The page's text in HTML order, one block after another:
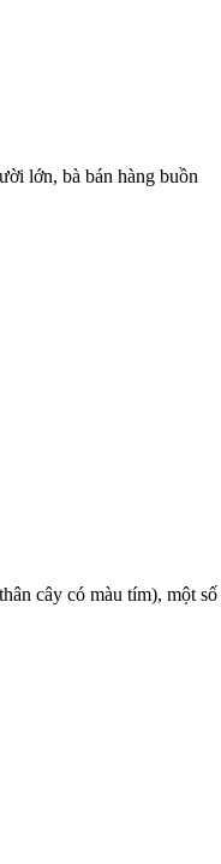
lớn, bà bán hàng buồn
cây có màu tím), một số